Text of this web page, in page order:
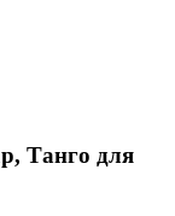
Танго для